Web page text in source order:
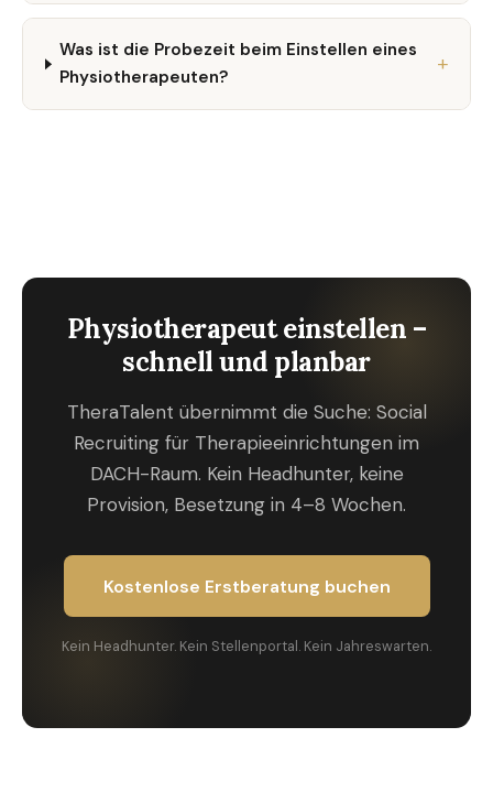
Was ist die Probezeit beim Einstellen eines
Physiotherapeuten?
Physiotherapeut einstellen –
schnell und planbar
TheraTalent übernimmt die Suche: Social
Recruiting für Therapieeinrichtungen im
DACH-Raum. Kein Headhunter, keine
Provision, Besetzung in 4–8 Wochen.
Kostenlose Erstberatung buchen
Kein Headhunter. Kein Stellenportal. Kein Jahreswarten.